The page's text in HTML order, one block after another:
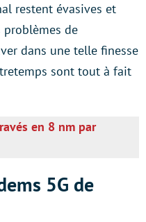
restent évasives et
de
dans une telle finesse
sont tout à fait
en 8 nm par
5G de